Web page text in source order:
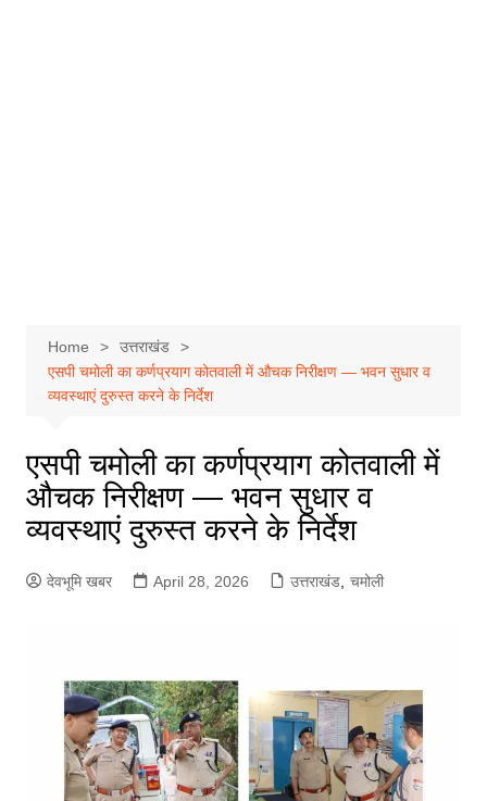
Home
उत्तराखंड
एसपी चमोली का कर्णप्रयाग कोतवाली में औचक निरीक्षण — भवन सुधार व
व्यवस्थाएं दुरुस्त करने के निर्देश
एसपी चमोली का कर्णप्रयाग कोतवाली में
औचक निरीक्षण — भवन सुधार व
व्यवस्थाएं दुरुस्त करने के निर्देश
देवभूमि खबर April 28, 2026 उत्तराखंड, चमोली